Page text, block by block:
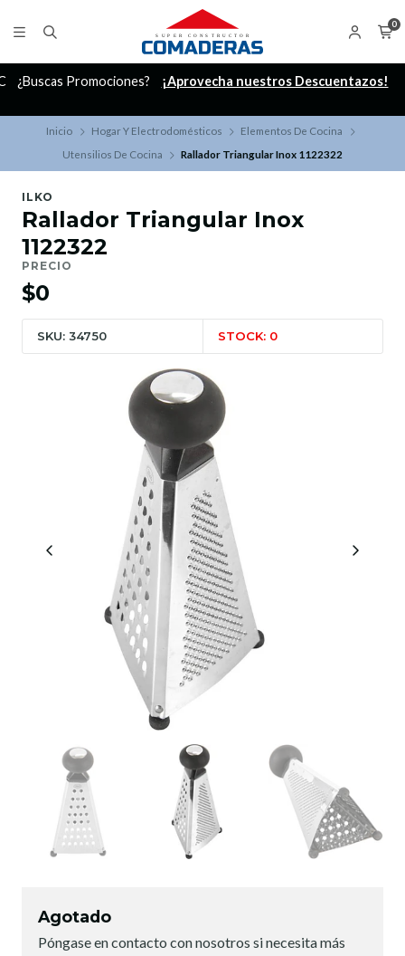
0
¿Buscas Promociones? ¡Aprovecha nuestros Descuentazos!
Inicio Hogar Y Electrodomésticos
Elementos De Cocina
Utensilios De Cocina
Rallador Triangular Inox 1122322
ILKO
Rallador Triangular Inox
1122322
PRECIO
$0
SKU: 34750 STOCK: 0
Agotado
Póngase en contacto con nosotros si necesita más